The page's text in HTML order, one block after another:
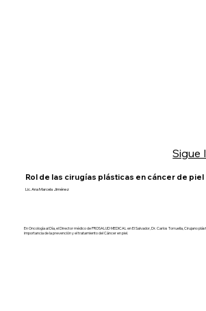
Sigue
Rol de las cirugías plásticas en cáncer de piel
Lic. Ana Marcela Jiménez
En Oncología al Día, el Director médico de PROSALUD MEDICAL en El Salvador, Dr. Carlos Torruella, Cirujano
importancia de la prevención y el tratamiento del Cáncer en piel.